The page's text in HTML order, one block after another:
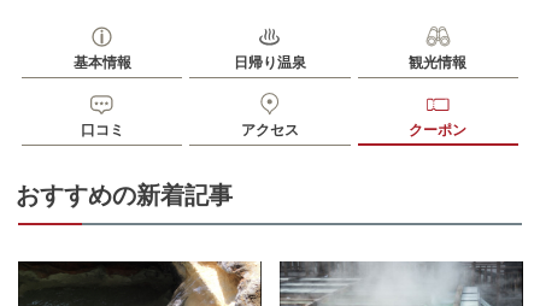
基本情報 日帰り温泉 観光情報
口コミ アクセス クーポン
おすすめの新着記事